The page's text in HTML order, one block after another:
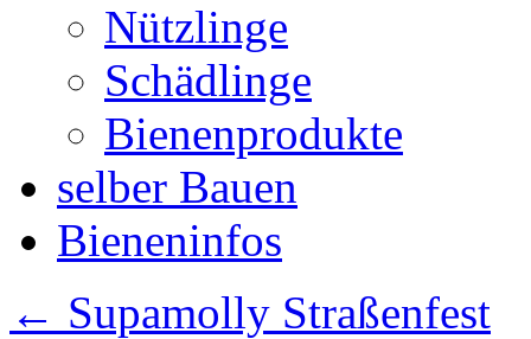
Nützlinge
Schädlinge
Bienenprodukte
selber Bauen
Bieneninfos
← Supamolly Straßenfest